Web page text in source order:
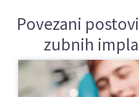
Povezani
zubnih